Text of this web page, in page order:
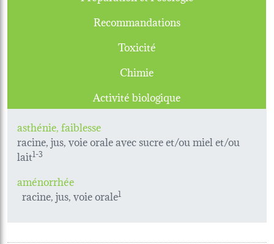
Recommandations
Toxicité
Chimie
Activité biologique
asthénie, faiblesse
racine, jus, voie orale avec sucre et/ou miel et/ou
lait1-3
aménorrhée
racine, jus, voie orale1